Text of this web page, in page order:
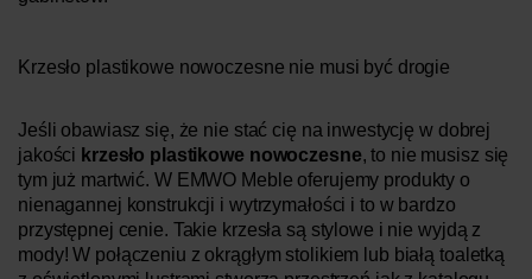
Krzesło plastikowe nowoczesne nie musi być drogie
Jeśli obawiasz się, że nie stać cię na inwestycję w dobrej
jakości krzesło plastikowe nowoczesne, to nie musisz się
tym już martwić. W EMWO Meble oferujemy produkty o
nienagannej konstrukcji i wytrzymałości i to w bardzo
przystępnej cenie. Takie krzesła są stylowe i nie wyjdą z
mody! W połączeniu z okrągłym stolikiem lub białą toaletką